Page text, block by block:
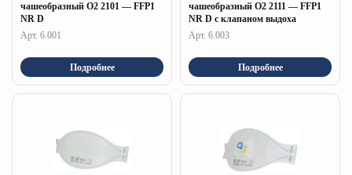
чашеобразный О2 2101 — FFP1
NR D
Арт. 6.001
Подробнее
чашеобразный О2 2111 — FFP1
NR D c клапаном выдоха
Арт. 6.003
Подробнее